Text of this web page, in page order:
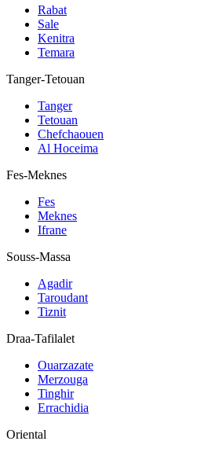
Rabat
Sale
Kenitra
Temara
Tanger-Tetouan
Tanger
Tetouan
Chefchaouen
Al Hoceima
Fes-Meknes
Fes
Meknes
Ifrane
Souss-Massa
Agadir
Taroudant
Tiznit
Draa-Tafilalet
Ouarzazate
Merzouga
Tinghir
Errachidia
Oriental